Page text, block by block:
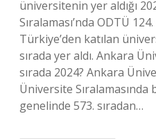
üniversitenin yer aldığı
Sıralaması’nda ODTÜ
Türkiye’den katılan
sırada yer aldı. Ankara
sırada 2024? Ankara
Üniversite
genelinde 573. sıradan…